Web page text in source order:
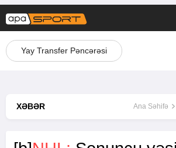
Yay Transfer Pəncərəsi
XƏBƏR Ana Səhifə